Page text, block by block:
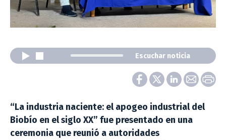
Escuchar noticia
“La industria naciente: el apogeo industrial del
Biobío en el siglo XX” fue presentado en una
ceremonia que reunió a autoridades